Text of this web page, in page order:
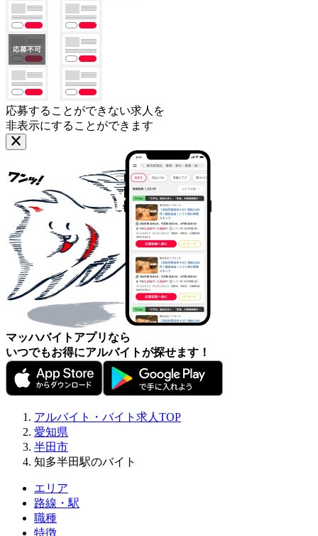
応募することができない求人を
非表示にすることができます
マッハバイトアプリなら
いつでもお得にアルバイトが探せます！
アルバイト・バイト求人TOP
愛知県
半田市
知多半田駅のバイト
エリア
路線・駅
職種
特徴